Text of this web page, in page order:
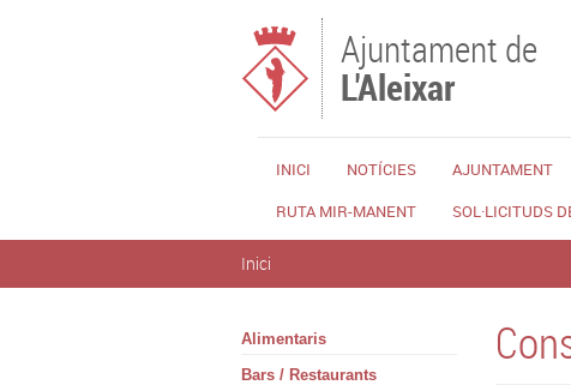
Ajuntament de
L'Aleixar
INICI NOTÍCIES AJUNTAMENT
RUTA MIR-MANENT
SOL·LICITUDS
Inici
Alimentaris
Bars / Restaurants